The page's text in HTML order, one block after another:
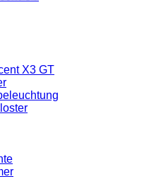
X3 GT